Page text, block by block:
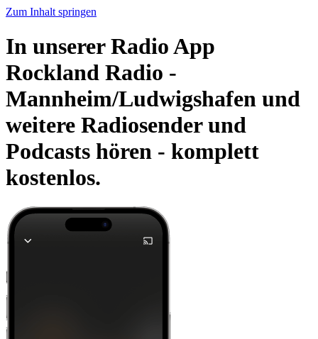
Zum Inhalt springen
In unserer Radio App
Rockland Radio -
Mannheim/Ludwigshafen und
weitere Radiosender und
Podcasts hören - komplett
kostenlos.